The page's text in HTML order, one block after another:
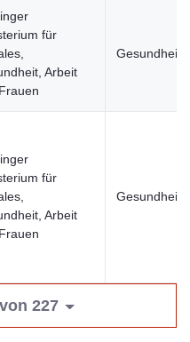
für
Arbeit
Gesundheit
für
Arbeit
Gesundheit
227